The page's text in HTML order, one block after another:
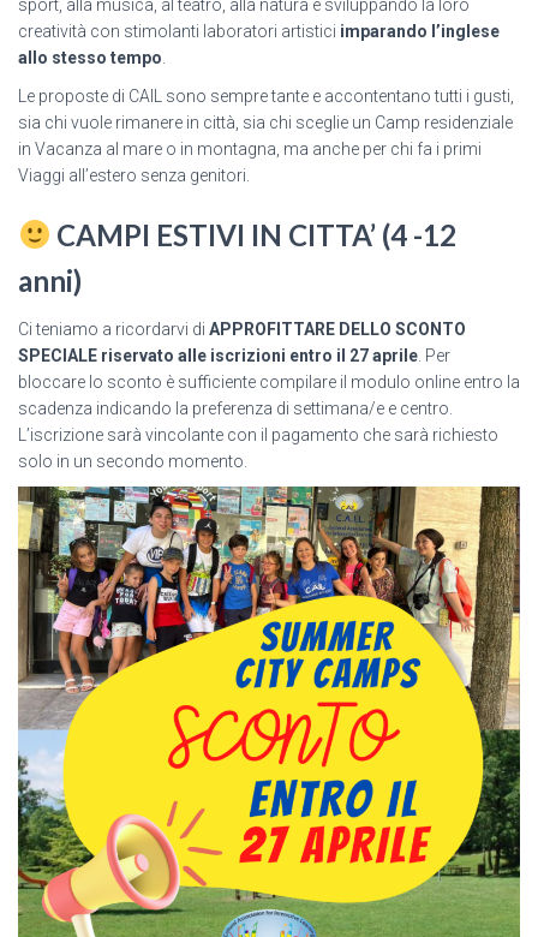
sport, alla musica, al teatro, alla natura e sviluppando la loro
creatività con stimolanti laboratori artistici imparando l’inglese
allo stesso tempo
Le proposte di CAIL sono sempre tante e accontentano tutti i gusti,
sia chi vuole rimanere in città, sia chi sceglie un Camp residenziale
in Vacanza al mare o in montagna, ma anche per chi fa i primi
Viaggi all’estero senza genitori.
CAMPI ESTIVI IN CITTA’ (4 -12
anni)
Ci teniamo a ricordarvi di APPROFITTARE DELLO SCONTO
SPECIALE riservato alle iscrizioni entro il 27 aprile Per
bloccare lo sconto è sufficiente compilare il modulo online entro la
scadenza indicando la preferenza di settimana/e e centro.
L’iscrizione sarà vincolante con il pagamento che sarà richiesto
solo in un secondo momento.